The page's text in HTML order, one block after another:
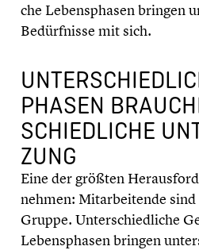
che Lebens­pha­sen bringen
Bedürf­nisse mit sich.
PHA­SEN
SCHIED­LI­CHE
ZUNG
Eine der größten
neh­men: Mitar­bei­tende sind
Gruppe. Unter­schied­li­che
Lebens­pha­sen bringen